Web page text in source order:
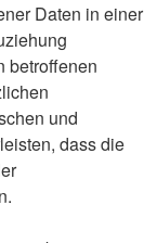
Daten in einer
betroffenen
und
dass die